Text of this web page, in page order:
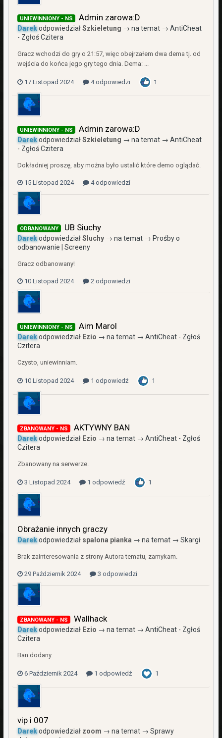
UNIEWINNIONY - NS Admin zarowa:D
DarekodpowiedziałSzkieletung → na temat → AntiCheat
- Zgłoś Czitera
Gracz wchodzi do gry o 21:57, więc obejrzałem dwa dema tj. od
wejścia do końca jego gry tego dnia. Dema: ...
17 Listopad 2024 4 odpowiedzi 1
UNIEWINNIONY - NS Admin zarowa:D
DarekodpowiedziałSzkieletung → na temat → AntiCheat
- Zgłoś Czitera
Dokładniej proszę, aby można było ustalić które demo oglądać.
15 Listopad 2024 4 odpowiedzi
ODBANOWANY UB Siuchy
DarekodpowiedziałSIuchy→ na temat → Prośby o
odbanowanie | Screeny
Gracz odbanowany!
10 Listopad 2024 2 odpowiedzi
UNIEWINNIONY - NS Aim Marol
Darekodpowiedział Ezio → na temat → AntiCheat - Zgłoś
Czitera
Czysto, uniewinniam.
10 Listopad 2024 1 odpowiedź 1
ZBANOWANY - NS AKTYWNY BAN
Darekodpowiedział Ezio → na temat → AntiCheat - Zgłoś
Czitera
Zbanowany na serwerze.
3 Listopad 2024 1 odpowiedź 1
Obrażanie innych graczy
Darekodpowiedział spalona pianka → na temat → Skargi
Brak zainteresowania z strony Autora tematu, zamykam.
29 Październik 2024 3 odpowiedzi
ZBANOWANY - NS Wallhack
Darekodpowiedział Ezio → na temat → AntiCheat - Zgłoś
Czitera
Ban dodany.
6 Październik 2024 1 odpowiedź 1
vip i 007
Darekodpowiedział zoom → na temat → Sprawy